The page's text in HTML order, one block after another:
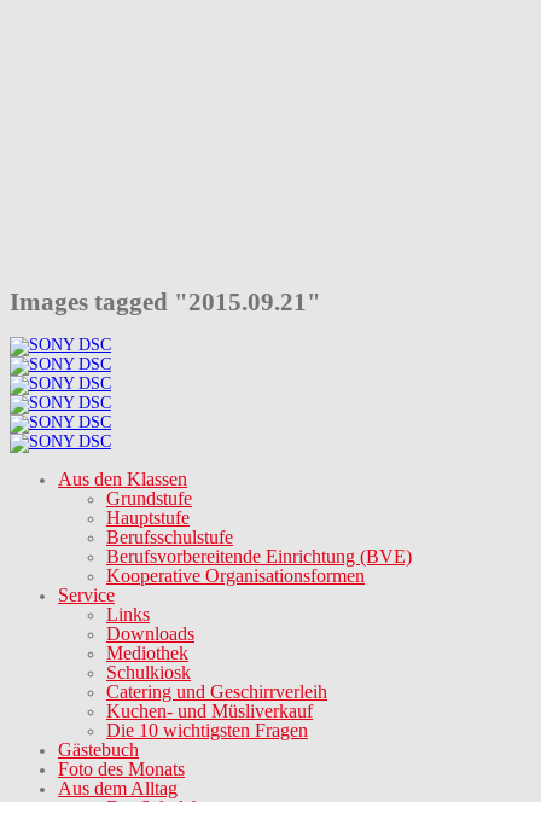
Images tagged "2015.09.21"
Aus den Klassen
Grundstufe
Hauptstufe
Berufsschulstufe
Berufsvorbereitende Einrichtung (BVE)
Kooperative Organisationsformen
Service
Links
Downloads
Mediothek
Schulkiosk
Catering und Geschirrverleih
Kuchen- und Müsliverkauf
Die 10 wichtigsten Fragen
Gästebuch
Foto des Monats
Aus dem Alltag
Der Schulchor